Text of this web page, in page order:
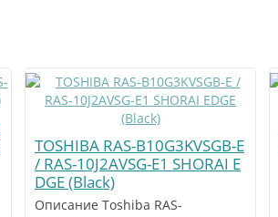
TOSHIBA RAS-B10G3KVSGB-E
/ RAS-10J2AVSG-E1 SHORAI E
DGE (Black)
Описание Toshiba RAS-